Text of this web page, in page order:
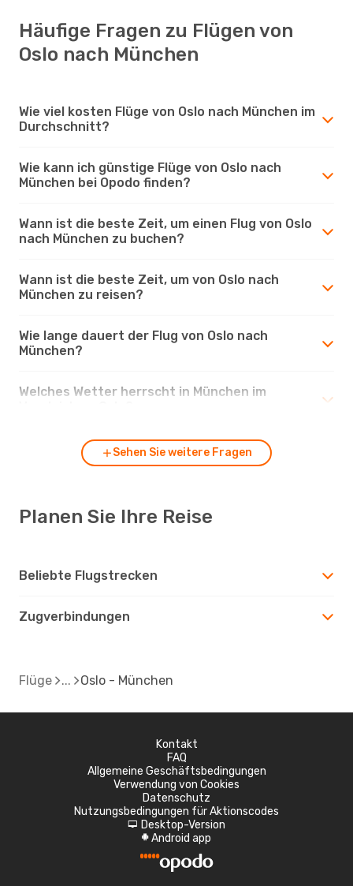
Häufige Fragen zu Flügen von
Oslo nach München
Wie viel kosten Flüge von Oslo nach München im
Durchschnitt?
Wie kann ich günstige Flüge von Oslo nach
München bei Opodo finden?
Wann ist die beste Zeit, um einen Flug von Oslo
nach München zu buchen?
Wann ist die beste Zeit, um von Oslo nach
München zu reisen?
Wie lange dauert der Flug von Oslo nach
München?
Welches Wetter herrscht in München im
Sehen Sie weitere Fragen
Planen Sie Ihre Reise
Beliebte Flugstrecken
Zugverbindungen
Flüge Oslo - München
Kontakt
FAQ
Allgemeine Geschäftsbedingungen
Verwendung von Cookies
Datenschutz
Nutzungsbedingungen für Aktionscodes
d Desktop-Version
A Android app